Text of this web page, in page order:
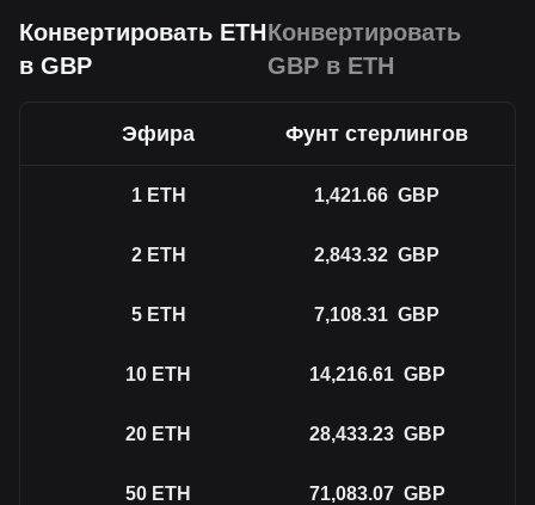
Конвертировать ETH
в GBP
Конвертировать
GBP в ETH
Эфира Фунт стерлингов
1 ETH 1,421.66 GBP
2 ETH 2,843.32 GBP
5 ETH 7,108.31 GBP
10 ETH 14,216.61 GBP
20 ETH 28,433.23 GBP
50 ETH 71,083.07 GBP